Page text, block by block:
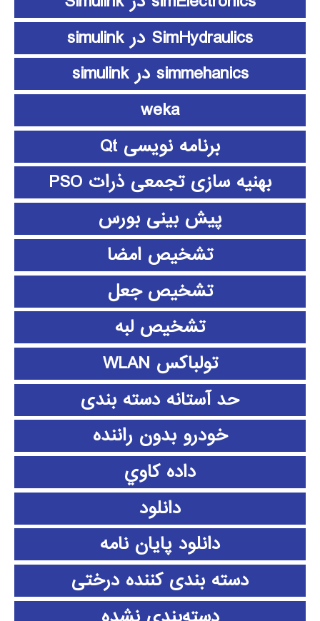
SimHydraulics در simulink
simmehanics در simulink
weka
برنامه نویسی Qt
بهنیه سازی تجمعی ذرات PSO
پیش بینی بورس
تشخیص امضا
تشخیص جعل
تشخیص لبه
تولباکس WLAN
حد آستانه دسته بندی
خودرو بدون راننده
داده كاوي
دانلود
دانلود پايان نامه
دسته بندی کننده درختی